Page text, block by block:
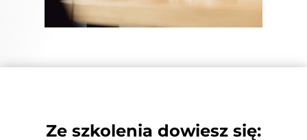
Ze szkolenia dowiesz się: